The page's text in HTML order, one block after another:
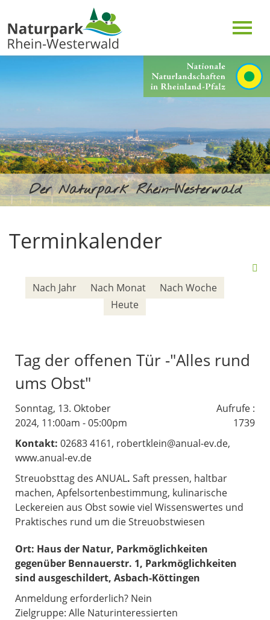
Der Naturpark Rhein-Westerwald
Terminkalender
Nach Jahr Nach Monat
Nach Woche
Heute
Tag der offenen Tür -"Alles rund
ums Obst"
Sonntag, 13. Oktober
2024, 11:00am - 05:00pm
Aufrufe :
1739
Kontakt: 02683 4161, robertklein@anual-ev.de,
www.anual-ev.de
Streuobsttag des ANUAL. Saft pressen, haltbar
machen, Apfelsortenbestimmung, kulinarische
Leckereien aus Obst sowie viel Wissenswertes und
Praktisches rund um die Streuobstwiesen
Ort: Haus der Natur, Parkmöglichkeiten
gegenüber Bennauerstr. 1, Parkmöglichkeiten
sind ausgeschildert, Asbach-Köttingen
Anmeldung erforderlich? Nein
Zielgruppe: Alle Naturinteressierten